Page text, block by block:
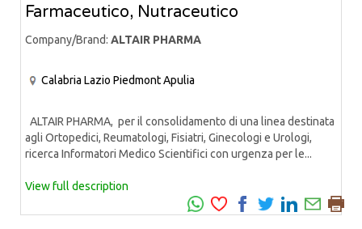
Farmaceutico, Nutraceutico
Company/Brand: ALTAIR PHARMA
Calabria Lazio PiedmontApulia
ALTAIR PHARMA, per il consolidamento di una linea destinata
agli Ortopedici, Reumatologi, Fisiatri, Ginecologi e Urologi,
ricerca Informatori Medico Scientifici con urgenza per le...
View full description